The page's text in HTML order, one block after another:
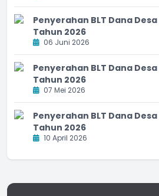
Penyerahan BLT Dana
Tahun 2026
06 Juni 2026
Penyerahan BLT Dana
Tahun 2026
07 Mei 2026
Penyerahan BLT Dana
Tahun 2026
10 April 2026